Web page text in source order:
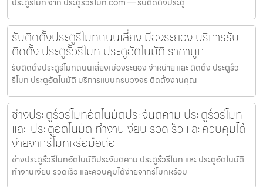
รับติดตั้งประตูรีโมทถนนเลี่ยงเมืองระยอง บริการรับ
ติดตั้ง ประตูรั้วรีโมท ประตูอัตโนมัติ ราคาถูก
รับติดตั้งประตูรีโมทถนนเลี่ยงเมืองระยอง จำหน่าย และ ติดตั้ง ประตูรั้ว
รีโมท ประตูอัตโนมัติ บริการแบบครบวงจร ติดตั้งงานคุณ
ช่างประตูรั้วรีโมทอัตโนมัติประจันตคาม ประตูรั้วรีโมท
และ ประตูอัตโนมัติ ทำงานเงียบ รวดเร็ว และควบคุมได้
ง่ายจากรีโมทหรือมือถือ
ช่างประตูรั้วรีโมทอัตโนมัติประจันตคาม ประตูรั้วรีโมท และ ประตูอัตโนมัติ
ทำงานเงียบ รวดเร็ว และควบคุมได้ง่ายจากรีโมทหรือม